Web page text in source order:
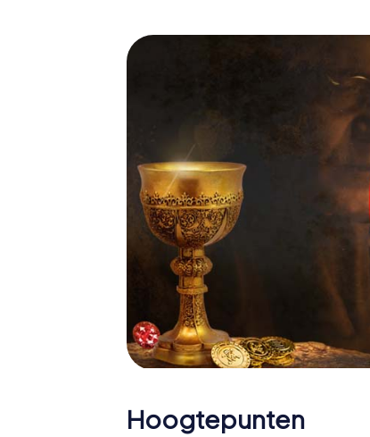
Hoogtepunten